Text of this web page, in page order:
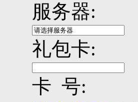
服务器:
礼包卡:
卡 号: